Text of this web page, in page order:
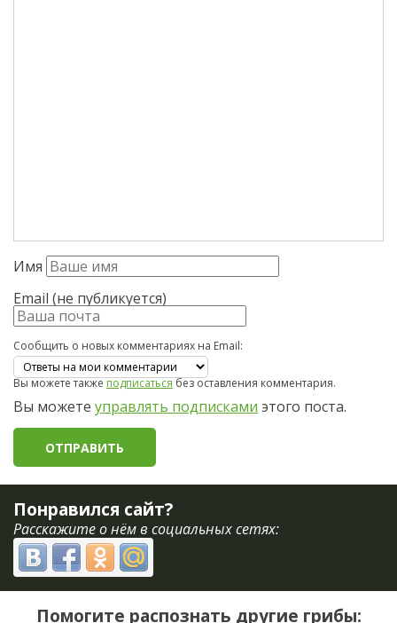
Имя
Email (не публикуется)
Сообщить о новых комментариях на Email:
Вы можете такжеподписатьсябез оставления комментария.
Вы можете управлять подписками этого поста.
Понравился сайт?
Расскажите о нём в социальных сетях:
Помогите распознать другие грибы: